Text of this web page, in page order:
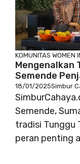
KOMUNITAS WOMEN
Mengenalkan
Semende
18/01/2025Simbur
Semende,
tradisi Tunggu
peran penting